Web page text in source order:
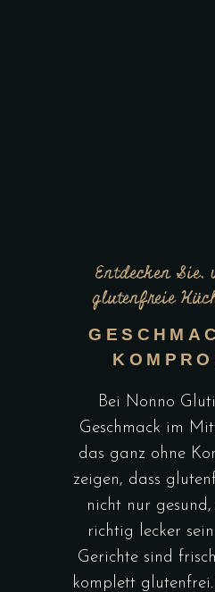
Entdecken
glutenfreie
Bei Nonno
Geschmack im
das ganz ohne
zeigen, dass
nicht nur
richtig lecker
Gerichte sind
komplett glutenfrei.